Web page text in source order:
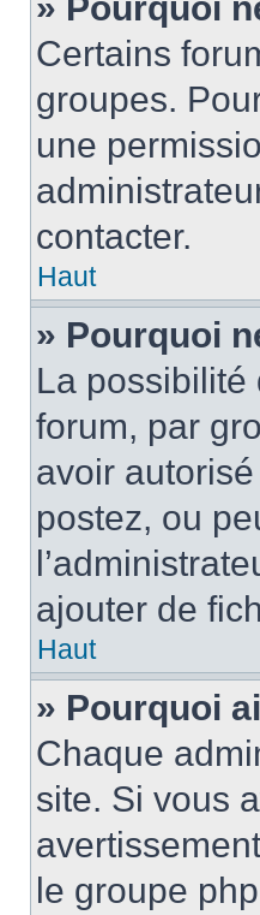
Certains
groupes.
une
contacter.
Haut
» Pourquoi
La possibilité
forum, par
avoir
postez, ou
ajouter de
Haut
» Pourquoi
Chaque
site. Si vous
le groupe